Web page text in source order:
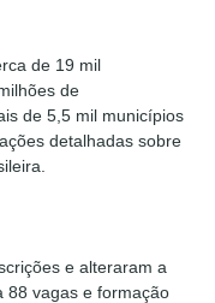
de 19 mil
de
de 5,5 mil municípios
detalhadas sobre
e alteraram a
88 vagas e formação